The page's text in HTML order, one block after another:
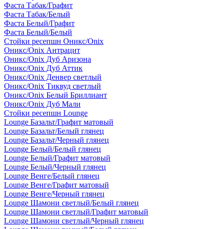
Фаста Табак/Графит
Фаста Табак/Белый
Фаста Белый/Графит
Фаста Белый/Белый
Стойки ресепшн Оникс/Onix
Оникс/Onix Антрацит
Оникс/Onix Дуб Аризона
Оникс/Onix Дуб Аттик
Оникс/Onix Денвер светлый
Оникс/Onix Тиквуд светлый
Оникс/Onix Белый Бриллиант
Оникс/Onix Дуб Мали
Стойки ресепшн Lounge
Lounge Базальт/Графит матовый
Lounge Базальт/Белый глянец
Lounge Базальт/Черный глянец
Lounge Белый/Белый глянец
Lounge Белый/Графит матовый
Lounge Белый/Черный глянец
Lounge Венге/Белый глянец
Lounge Венге/Графит матовый
Lounge Венге/Черный глянец
Lounge Шамони светлый/Белый глянец
Lounge Шамони светлый/Графит матовый
Lounge Шамони светлый/Черный глянец